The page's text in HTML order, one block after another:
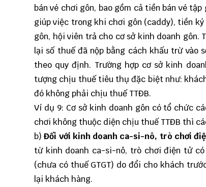
bán vé chơi gôn, bao gồm cả tiền bán vé
giúp việc trong khi chơi gôn (caddy), tiền
gôn, hội viên trả cho cơ sở kinh doanh gôn.
lại số thuế đã nộp bằng cách khấu trừ vào
theo quy định. Trường hợp cơ sở kinh
tượng chịu thuế tiêu thụ đặc biệt như:
đó không phải chịu thuế TTĐB.
Ví dụ 9: Cơ sở kinh doanh gôn có tổ chức
chơi không thuộc diện chịu thuế TTĐB thì
b) Đối với kinh doanh ca-si-nô, trò chơi
từ kinh doanh ca-si-nô, trò chơi điện tử
(chưa có thuế GTGT) do đổi cho khách
lại khách hàng.